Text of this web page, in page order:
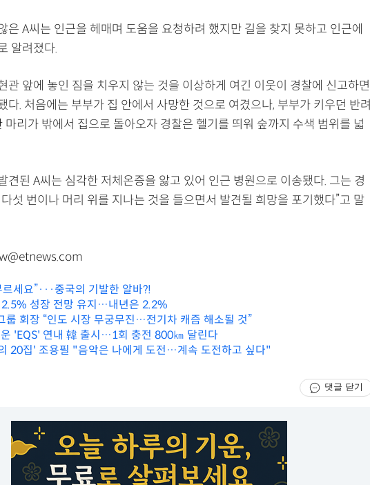
은 A씨는 인근을 헤매며 도움을 요청하려 했지만 길을 찾지 못하고 인근에
알려졌다.
관 앞에 놓인 짐을 치우지 않는 것을 이상하게 여긴 이웃이 경찰에 신고하면
다. 처음에는 부부가 집 안에서 사망한 것으로 여겼으나, 부부가 키우던 반려
마리가 밖에서 집으로 돌아오자 경찰은 헬기를 띄워 숲까지 수색 범위를 넓
견된 A씨는 심각한 저체온증을 앓고 있어 인근 병원으로 이송됐다. 그는 경
섯 번이나 머리 위를 지나는 것을 들으면서 발견될 희망을 포기했다”고 말
세요”···중국의 기발한 알바?!
2.5% 성장 전망 유지…내년은 2.2%
룹 회장 “인도 시장 무궁무진…전기차 캐즘 해소될 것”
운 'EQS' 연내 韓 출시…1회 충전 800㎞ 달린다
20집' 조용필 "음악은 나에게 도전…계속 도전하고 싶다"
댓글 닫기